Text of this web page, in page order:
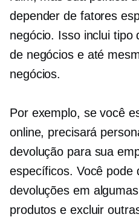
depender de fatores
negócio. Isso inclui tipo
de negócios e até
negócios.
Por exemplo, se você
online, precisará
devolução para sua
específicos. Você pode
devoluções em
produtos e excluir